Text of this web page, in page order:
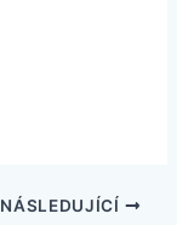
NÁSLEDUJÍCÍ